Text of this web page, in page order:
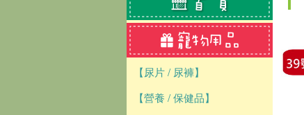
【尿片 / 尿褲】
【營養 / 保健品】